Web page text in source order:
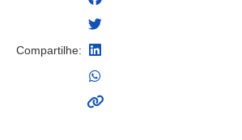
Compartilhe: